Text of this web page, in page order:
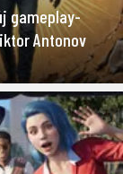
gameplay-
Antonov